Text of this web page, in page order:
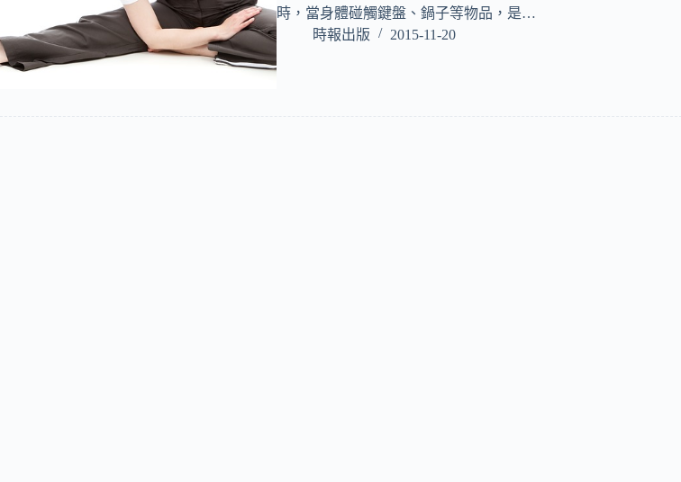
時，當身體碰觸鍵盤、鍋子等物品，是…
時報出版
2015-11-20